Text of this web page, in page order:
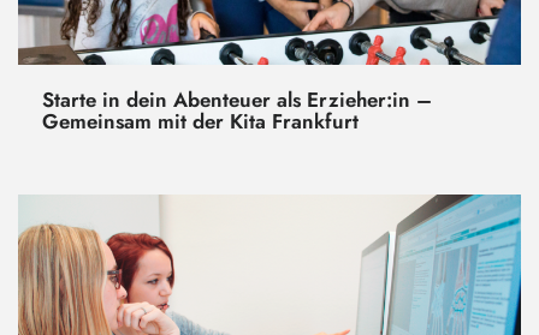
Starte in dein Abenteuer als Erzieher:in –
Gemeinsam mit der Kita Frankfurt